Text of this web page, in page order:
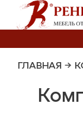
ГЛАВНАЯ →